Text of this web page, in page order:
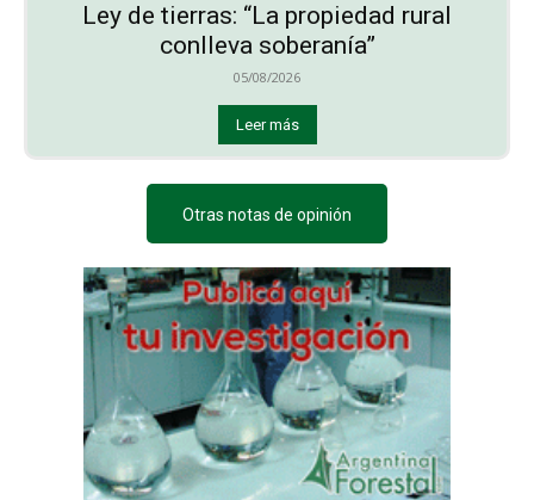
Ley de tierras: “La propiedad rural
conlleva soberanía”
05/08/2026
Leer más
Otras notas de opinión